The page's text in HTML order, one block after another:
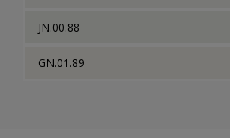
JN.00.88
GN.01.89